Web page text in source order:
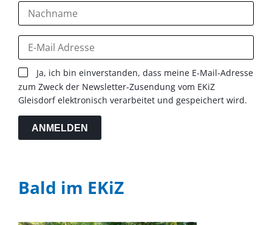
Ja, ich bin einverstanden, dass meine E-Mail-Adresse
zum Zweck der Newsletter-Zusendung vom EKiZ
Gleisdorf elektronisch verarbeitet und gespeichert wird.
ANMELDEN
Bald im EKiZ